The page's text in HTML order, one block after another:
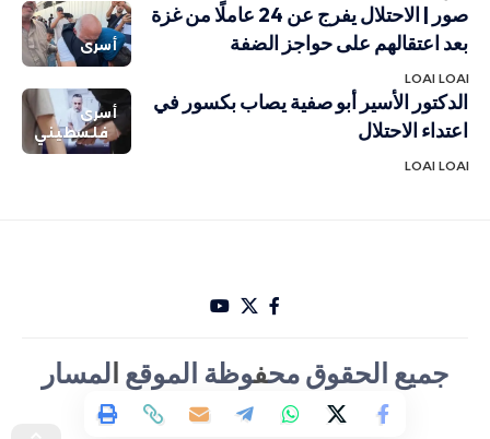
أسرى
صور | الاحتلال يفرج عن 24 عاملًا من غزة
بعد اعتقالهم على حواجز الضفة
LOAI LOAI
أسرى
فلسطيني
الدكتور الأسير أبو صفية يصاب بكسور في
اعتداء الاحتلال
LOAI LOAI
جميع الحقوق محفوظة الموقع المسار
الأخباري تصميم Hakam